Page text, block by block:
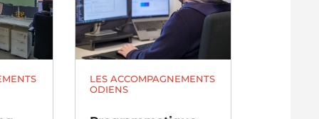
LES ACCOMPAGNEMENTS
ODIENS